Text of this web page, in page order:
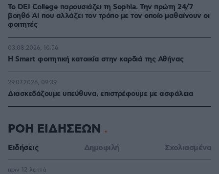
Το DEI College παρουσιάζει τη Sophia. Την πρώτη 24/7
βοηθό AI που αλλάζει τον τρόπο με τον οποίο μαθαίνουν οι
φοιτητές
Η Smart φοιτητική κατοικία στην καρδιά της Αθήνας
03.08.2026, 10:56
Διασκεδάζουμε υπεύθυνα, επιστρέφουμε με ασφάλεια
29.07.2026, 09:39
ΡΟΗ ΕΙΔΗΣΕΩΝ
Ειδήσεις Δημοφιλή Σχολιασμένα
πριν 12 λεπτά